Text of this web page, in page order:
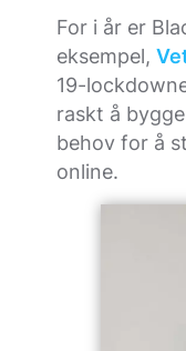
For i år er
eksempel,
19-
raskt å
behov for å
online.